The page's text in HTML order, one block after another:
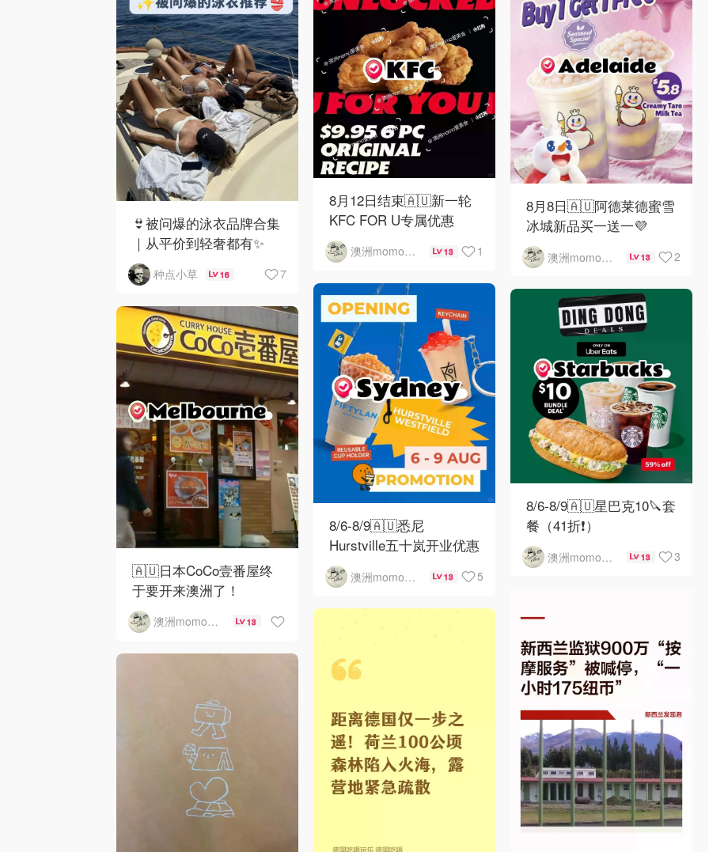
👙被问爆的泳衣品牌合集
｜从平价到轻奢都有✨
种点小草 16 7
8月12日结束🇦🇺新一轮
KFC FOR U专属优惠
澳洲momo爱吃 13 1
8月8日🇦🇺阿德莱德蜜雪
冰城新品买一送一💜
澳洲momo爱吃 13 2
8/6-8/9🇦🇺悉尼
Hurstville五十岚开业优惠
澳洲momo爱吃 13 5
8/6-8/9🇦🇺星巴克10🔪套
餐（41折❗）
澳洲momo爱吃 13 3
🇦🇺日本CoCo壹番屋终
于要开来澳洲了！
澳洲momo爱吃 13